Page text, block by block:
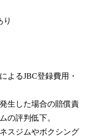
り
よるJBC登録費用・
生した場合の賠償責
の評判低下。
スジムやボクシング